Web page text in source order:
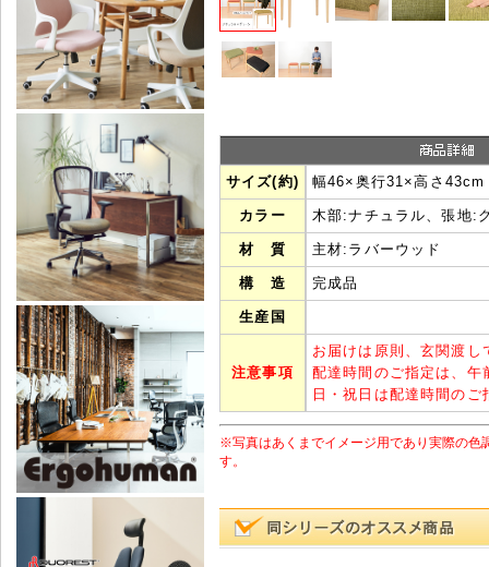
サイズ(約) 幅46×奥行31×高さ43cm
カラー 木部:ナチュラル、張地:
材 質 主材:ラバーウッド
構 造 完成品
生産国
注意事項
お届けは原則、玄関渡し
配達時間のご指定は、午
日・祝日は配達時間の
※写真はあくまでイメージ用であり実際の色
す。